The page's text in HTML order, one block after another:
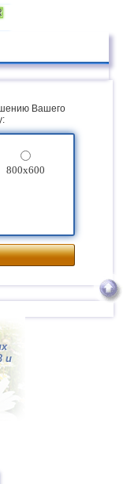
Вашего
800x600
и